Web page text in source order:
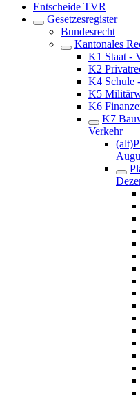
Entscheide TVR
Gesetzesregister
Bundesrecht
Kantonales
K1 Staat -
K2
K4 Schule
K5
K6
K7
Verkehr